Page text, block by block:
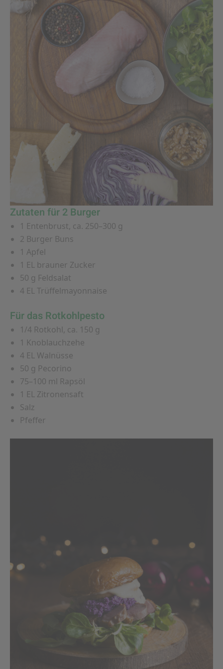
Zutaten für 2 Burger
1 Entenbrust, ca. 250–300 g
2 Burger Buns
1 Apfel
1 EL brauner Zucker
50 g Feldsalat
4 EL Trüffelmayonnaise
Für das Rotkohlpesto
1/4 Rotkohl, ca. 150 g
1 Knoblauchzehe
4 EL Walnüsse
50 g Pecorino
75–100 ml Rapsöl
1 EL Zitronensaft
Salz
Pfeffer